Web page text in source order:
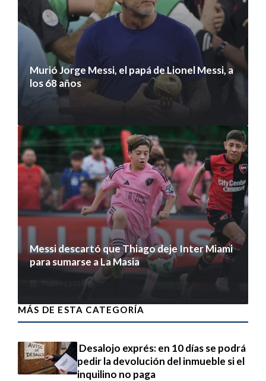
Murió Jorge Messi, el papá de Lionel Messi, a
los 68 años
Messi descartó que Thiago deje Inter Miami
para sumarse a La Masia
MÁS DE ESTA CATEGORÍA
Desalojo exprés: en 10 días se podrá
pedir la devolución del inmueble si el
inquilino no paga